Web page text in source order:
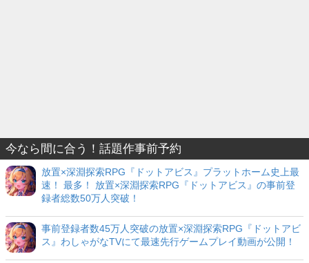
今なら間に合う！話題作事前予約
放置×深淵探索RPG『ドットアビス』プラットホーム史上最
速！ 最多！ 放置×深淵探索RPG『ドットアビス』の事前登
録者総数50万人突破！
事前登録者数45万人突破の放置×深淵探索RPG『ドットアビ
ス』わしゃがなTVにて最速先行ゲームプレイ動画が公開！